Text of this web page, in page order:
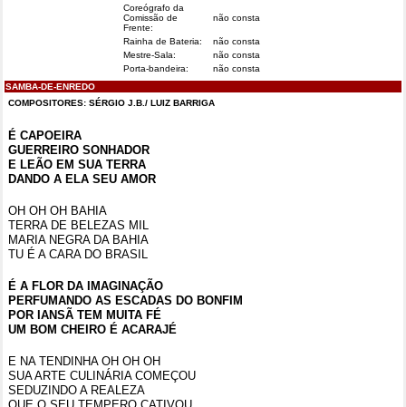
Coreógrafo da
Comissão de
Frente:
não consta
Rainha de Bateria:
não consta
Mestre-Sala:
não consta
Porta-bandeira:
não consta
SAMBA-DE-ENREDO
COMPOSITORES: SÉRGIO J.B./ LUIZ BARRIGA
É CAPOEIRA
GUERREIRO SONHADOR
E LEÃO EM SUA TERRA
DANDO A ELA SEU AMOR
OH OH OH BAHIA
TERRA DE BELEZAS MIL
MARIA NEGRA DA BAHIA
TU É A CARA DO BRASIL
É A FLOR DA IMAGINAÇÃO
PERFUMANDO AS ESCADAS DO BONFIM
POR IANSÃ TEM MUITA FÉ
UM BOM CHEIRO É ACARAJÉ
E NA TENDINHA OH OH OH
SUA ARTE CULINÁRIA COMEÇOU
SEDUZINDO A REALEZA